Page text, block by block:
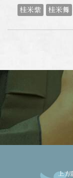
桂米紫 桂米舞
上